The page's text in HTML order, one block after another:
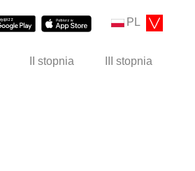
PL
II stopnia III stopnia